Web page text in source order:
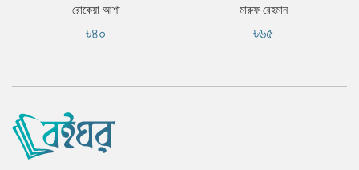
রোকেয়া আশা
৳৪০
মারুফ রেহমান
৳৬৫